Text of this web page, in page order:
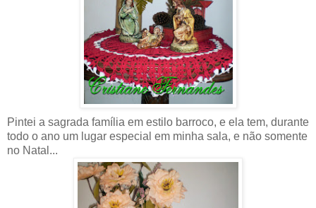
Pintei a sagrada família em estilo barroco, e ela tem, durante
todo o ano um lugar especial em minha sala, e não somente
no Natal...